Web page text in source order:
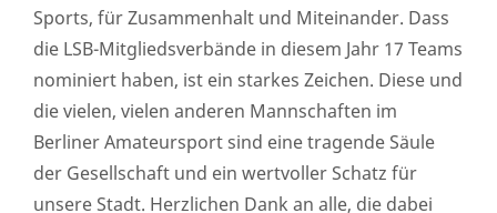
Sports, für Zusammenhalt und Miteinander. Dass
die LSB-Mitgliedsverbände in diesem Jahr 17 Teams
nominiert haben, ist ein starkes Zeichen. Diese und
die vielen, vielen anderen Mannschaften im
Berliner Amateursport sind eine tragende Säule
der Gesellschaft und ein wertvoller Schatz für
unsere Stadt. Herzlichen Dank an alle, die dabei